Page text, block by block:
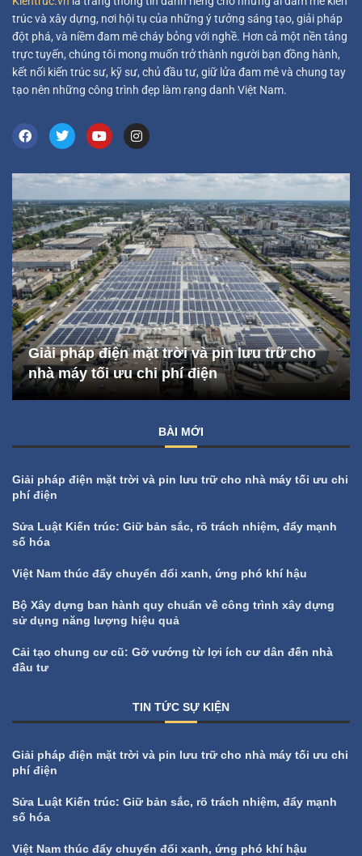
trúc và xây dựng, nơi hội tụ của những ý tưởng sáng tạo, giải pháp
đột phá, và niềm đam mê cháy bỏng với nghề. Hơn cả một nền tảng
trực tuyến, chúng tôi mong muốn trở thành người bạn đồng hành,
kết nối kiến trúc sư, kỹ sư, chủ đầu tư, giữ lửa đam mê và chung tay
tạo nên những công trình đẹp làm rạng danh Việt Nam.
Giải pháp điện mặt trời và pin lưu trữ cho
nhà máy tối ưu chi phí điện
BÀI MỚI
Giải pháp điện mặt trời và pin lưu trữ cho nhà máy tối ưu chi
phí điện
Sửa Luật Kiến trúc: Giữ bản sắc, rõ trách nhiệm, đẩy mạnh
số hóa
Việt Nam thúc đẩy chuyển đổi xanh, ứng phó khí hậu
Bộ Xây dựng ban hành quy chuẩn về công trình xây dựng
sử dụng năng lượng hiệu quả
Cải tạo chung cư cũ: Gỡ vướng từ lợi ích cư dân đến nhà
đầu tư
TIN TỨC SỰ KIỆN
Giải pháp điện mặt trời và pin lưu trữ cho nhà máy tối ưu chi
phí điện
Sửa Luật Kiến trúc: Giữ bản sắc, rõ trách nhiệm, đẩy mạnh
số hóa
Việt Nam thúc đẩy chuyển đổi xanh, ứng phó khí hậu